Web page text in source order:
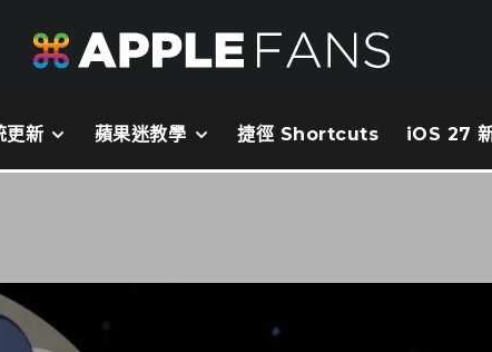
更新 蘋果迷教學 捷徑 Shortcuts iOS 27